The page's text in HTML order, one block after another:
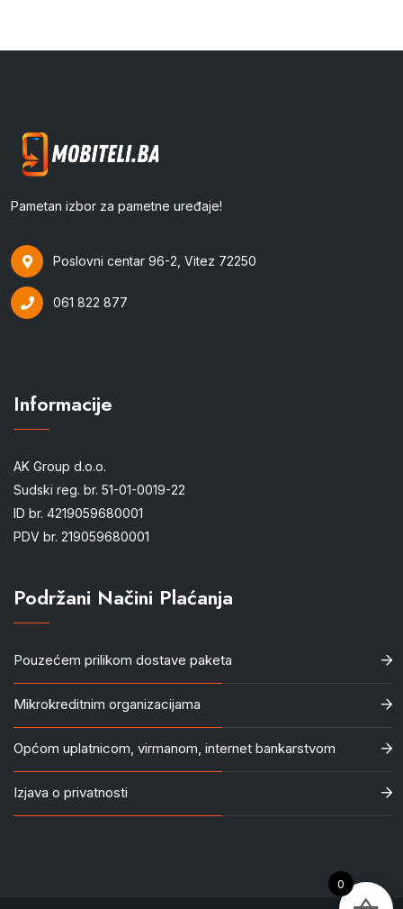
Pametan izbor za pametne uređaje!
Poslovni centar 96-2, Vitez 72250
061 822 877
Informacije
AK Group d.o.o.
Sudski reg. br. 51-01-0019-22
ID br. 4219059680001
PDV br. 219059680001
Podržani Načini Plaćanja
Pouzećem prilikom dostave paketa
Mikrokreditnim organizacijama
Općom uplatnicom, virmanom, internet bankarstvom
Izjava o privatnosti
0